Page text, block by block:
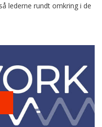
lederne rundt omkring i de